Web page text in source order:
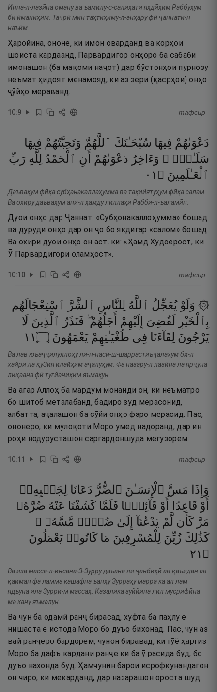
Инна-л-лазӣна оману ва ъамилу-с-салиҳати яҳдӣҳим Раббуҳум
би ӣманиҳим. Таҷрӣ мин таҳтиҳиму-л-анҳару фӣ ҷаннати-н
наъӣм.
Ҳаройина, ононе, ки имон оварданд ва корҳои
шоиста кардаанд, Парвардигор онҳоро ба сабаби
имонашон (ба мақоми наҷот) дар бӯстонҳои пурнозу
неъмат ҳидоят менамояд, ки аз зери (қасрҳои) онҳо
ҷӯйҳо мераванд.
10:9 тафсир
دَعْوَىٰهُمْ فِيهَا سُبْحَـٰنَكَ ٱللَّهُمَّ وَتَحِيَّتُهُمْ فِيهَا
سَلَـٰمٌۭ ۚ وَءَاخِرُ دَعْوَىٰهُمْ أَنِ ٱلْحَمْدُ لِلَّهِ رَبِّ
ٱلْعَـٰلَمِينَ ۝ ١٠
Даъваҳум фӣҳа субҳанакаллаҳумма ва таҳийятуҳум фӣҳа салам.
Ва охиру даъваҳум ани-л ҳамду лиллаҳи Рабби-л-ъаламӣн.
Дуои онҳо дар Ҷаннат: «Субҳонакаллоҳумма» бошад
ва дуруди онҳо дар он ҷо бо якдигар «салом» бошад.
Ва охири дуои онҳо он аст, ки: «Ҳамд Худоерост, ки
Ӯ Парвардигори оламҳост».
10:10 тафсир
۞ وَلَوْ يُعَجِّلُ ٱللَّهُ لِلنَّاسِ ٱلشَّرَّ ٱسْتِعْجَالَهُم
بِٱلْخَيْرِ لَقُضِىَ إِلَيْهِمْ أَجَلُهُمْ ۖ فَنَذَرُ ٱلَّذِينَ لَا
يَرْجُونَ لِقَآءَنَا فِى طُغْيَـٰنِهِمْ يَعْمَهُونَ ۝١١
Ва лав юъаҷҷилуллоҳу ли-н-наси-ш-шаррастиъҷалаҳум би-л
хайри ла қуЗия илайҳим аҷалуҳум. Фа назару-л лазӣна ла ярҷуна
лиқаана фӣ туғйаниҳим яъмаҳун.
Ва агар Аллоҳ ба мардум монанди он, ки неъматро
бо шитоб металабанд, бадиро зуд мерасонид,
албатта, аҷалашон ба сӯйи онҳо фаро мерасид. Пас,
ононеро, ки мулоқоти Моро умед надоранд, дар ин
роҳи нодурусташон саргардоншуда мегузорем.
10:11 тафсир
وَإِذَا مَسَّ ٱلْإِنسَـٰنَ ٱلضُّرُّ دَعَانَا لِجَنۢبِهِۦٓ
أَوْ قَاعِدًا أَوْ قَآئِمًۭا فَلَمَّا كَشَفْنَا عَنْهُ ضُرَّهُۥ
مَرَّ كَأَن لَّمْ يَدْعُنَآ إِلَىٰ ضُرٍّۢ مَّسَّهُۥ ۚ
كَذَٰلِكَ زُيِّنَ لِلْمُسْرِفِينَ مَا كَانُوا۟ يَعْمَلُونَ
۝ ١٢
Ва иза масса-л-инсана-З-Зурру даъана ли ҷанбиҳӣ ав қаъидан ав
қаиман фа ламма кашафна ъанҳу Зурраҳу марра ка ал лам
ядъуна ила Зурри-м массаҳ. Казалика зуййина лил мусрифӣна
ма кану яъмалун.
Ва чун ба одамӣ ранҷ бирасад, хуфта ба паҳлу ё
нишаста ё истода Моро бо дуъо бихонад. Пас, чун аз
вай ранҷеро бардорем, чунон биравад, ки гӯё ҳаргиз
Моро ба дафъ кардани ранҷе ки ба ӯ расида буд, бо
дуъо нахонда буд. Ҳамчунин барои исрофкунандагон
он чиро, ки мекарданд, дар назарашон ороста шуд.